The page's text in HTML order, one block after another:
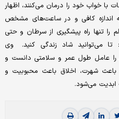
با خواب خود را درمان می‌کنند، اظهار
اندازه کافی و در ساعت‌های مشخص
تنها راه پیشگیری از سرطان و حتی
می‌توانید شاد زندگی کنید. وی
عامل طول عمر و سلامتی دانست و
شهرت، اخلاق باعث محبوبیت و
ابدیت می‌شود.